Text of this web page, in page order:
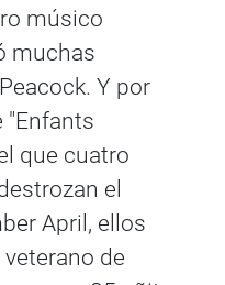
músico
muchas
Y por
"Enfants
que cuatro
el
April, ellos
de